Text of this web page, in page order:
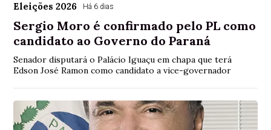
Eleições 2026 Há 6 dias
Sergio Moro é confirmado pelo PL como
candidato ao Governo do Paraná
Senador disputará o Palácio Iguaçu em chapa que terá
Edson José Ramon como candidato a vice-governador